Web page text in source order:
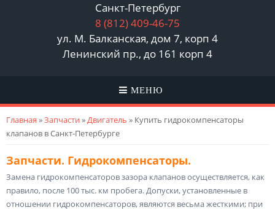
Санкт-Петербург
8 (812)409-46-75
ул. М. Балканская, дом 7, корп 4
Ленинский пр., до 161 корп 4
МЕНЮ
Вы здесь
Главная »Запчасти»Двигатель » Купить гидрокомпенсаторы
клапанов в Санкт-Петербурге
Запчасти. Гидрокомпенсаторы.
Замена гидрокомпенсаторов зазора клапанов осуществляется, как
правило, после 100 тыс. км пробега. Допуски, установленные в
отношении гидрокомпенсаторов, являются весьма жесткими; при